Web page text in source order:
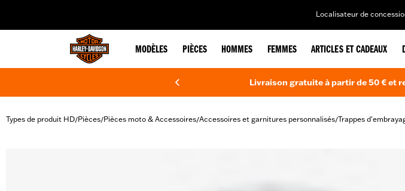
Localisateur de
MODÈLES PIÈCES HOMMES FEMMES ARTICLES ET CADEAUX
Livraison gratuite à partir de 50 € et
Types de produit HD/Pièces/Pièces moto & Accessoires/Accessoires et garnitures personnalisés/Trappes